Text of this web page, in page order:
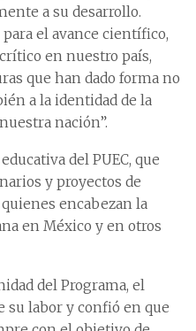
a su desarrollo.
el avance científico,
en nuestro país,
que han dado forma no
a la identidad de la
nación”.
del PUEC, que
y proyectos de
encabezan la
en México y en otros
del Programa, el
su labor y confió en que